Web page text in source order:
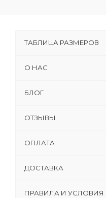
ТАБЛИЦА РАЗМЕРОВ
О НАС
БЛОГ
ОТЗЫВЫ
ОПЛАТА
ДОСТАВКА
ПРАВИЛА И УСЛОВИЯ